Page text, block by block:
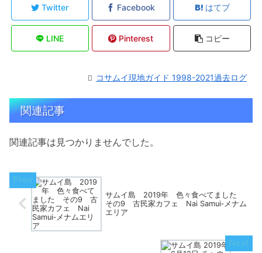
Twitter Facebook はてブ
LINE Pinterest コピー
コサムイ現地ガイド 1998-2021過去ログ
関連記事
関連記事は見つかりませんでした。
サムイ島 2019年 色々食べてました
その9 古民家カフェ Nai Samui‐メナム
エリア